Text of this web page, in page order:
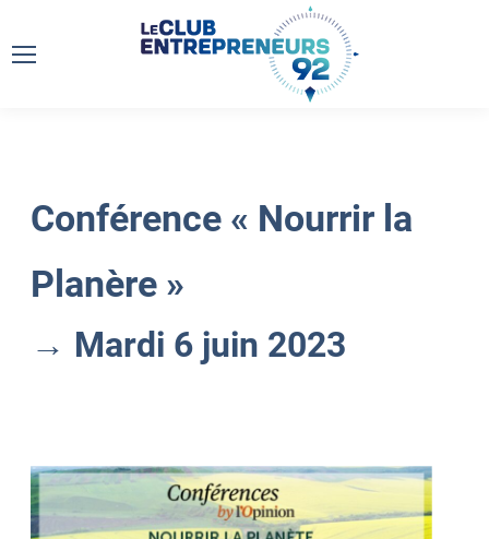
Conférence « Nourrir la
Planère »
→ Mardi 6 juin 2023